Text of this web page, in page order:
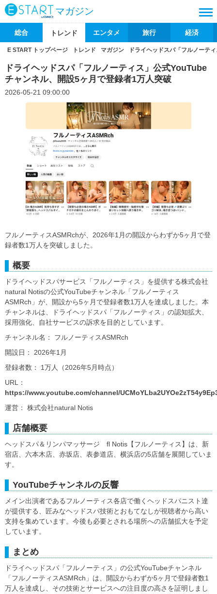
マガジン
総合 トレンド エンタメ 旅行 経済
E START トップページ トレンド マガジン ドライヘッドスパ「フルノーテ
ドライヘッドスパ「フルノーティス」公式YouTube
チャンネル、開設5ヶ月で登録者1万人突破
2026-05-21 09:00:00
フルノーティスASMRchが、2026年1月の開設からわずか5ヶ月で登
録者数1万人を突破しました。
概要
ドライヘッドスパサービス「フルノーティス」を提供する株式会社
natural Notisの公式YouTubeチャンネル「フルノーティス
ASMRch」が、開設から5ヶ月で登録者数1万人を達成しました。本
チャンネルは、ドライヘッドスパ「フルノーティス」の認知拡大、
採用強化、自社サービスの訴求を目的としています。
チャンネル名： フルノーティスASMRch
開設日： 2026年1月
登録者数： 1万人（2026年5月時点）
URL：
https://www.youtube.com/channel/
運営： 株式会社natural Notis
店舗概要
ヘッドスパ＆リンパマッサージ fl Notis【フルノーティス】は、新
宿店、六本木店、赤坂店、表参道店、横浜店の5店舗を展開していま
す。
YouTubeチャンネルの反響
メイン出演者であるフルノーティス各店で働くヘッドスパニスト達
が提供する、匠みなヘッドスパ技術とおもてなしが視聴者から高い
支持を集めています。今後も必要とされる場所への店舗拡大を予定
しています。
まとめ
ドライヘッドスパ「フルノーティス」の公式YouTubeチャンネル
「フルノーティスASMRch」は、開設からわずか5ヶ月で登録者数1
万人を達成し、その技術とサービスへの注目度の高さを証明しまし